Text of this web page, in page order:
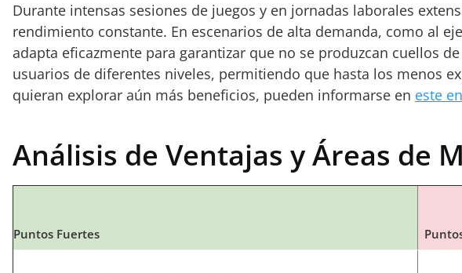
Durante intensas sesiones de juegos y en jornadas laborales
rendimiento constante. En escenarios de alta demanda, como al
adapta eficazmente para garantizar que no se produzcan cuellos
usuarios de diferentes niveles, permitiendo que hasta los menos
quieran explorar aún más beneficios, pueden informarse en este
Análisis de Ventajas y Áreas de
Puntos Fuertes